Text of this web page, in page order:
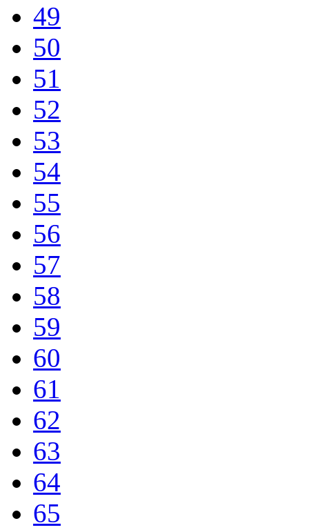
49
50
51
52
53
54
55
56
57
58
59
60
61
62
63
64
65